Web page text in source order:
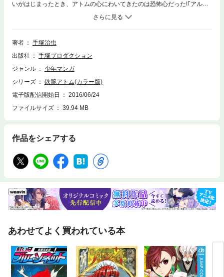
いがはじまったとき、アトムの心にわいてきたのは恐怖心だった!｢アルプ
スの決闘｣をはじめ、読みごたえ満点の傑作をそろえて、第3弾登場!
著者
手塚治虫
出版社
手塚プロダクション
ジャンル
少年マンガ
シリーズ
鉄腕アトム(カラー版)
電子版配信開始日
2016/06/24
ファイルサイズ
39.94 MB
作品をシェアする
あわせてよく買われている本